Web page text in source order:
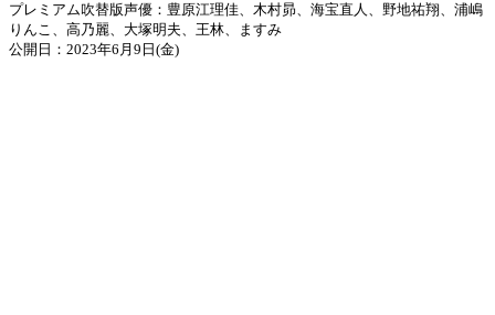
プレミアム吹替版声優：豊原江理佳、木村昴、海宝直人、野地祐翔、浦嶋
りんこ、高乃麗、大塚明夫、王林、ますみ
公開日：2023年6月9日(金)